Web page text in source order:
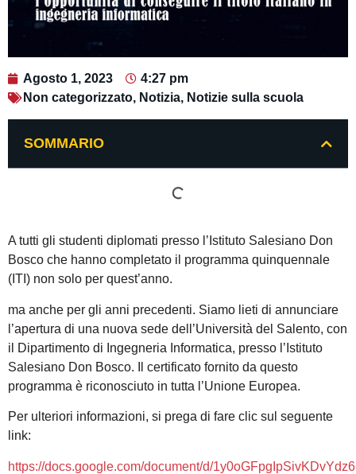
Agosto 1, 2023
4:27 pm
Non categorizzato, Notizia, Notizie sulla scuola
SOMMARIO
A tutti gli studenti diplomati presso l’Istituto Salesiano Don
Bosco che hanno completato il programma quinquennale
(ITI) non solo per quest’anno.
ma anche per gli anni precedenti. Siamo lieti di annunciare
l’apertura di una nuova sede dell’Università del Salento, con
il Dipartimento di Ingegneria Informatica, presso l’Istituto
Salesiano Don Bosco. Il certificato fornito da questo
programma è riconosciuto in tutta l’Unione Europea.
Per ulteriori informazioni, si prega di fare clic sul seguente
link:
https://docs.google.com/document/d/